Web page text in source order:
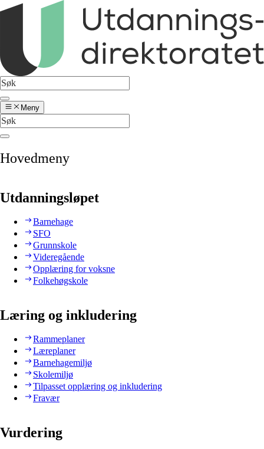
Meny
Hovedmeny
Utdanningsløpet
Barnehage
SFO
Grunnskole
Videregående
Opplæring for voksne
Folkehøgskole
Læring og inkludering
Rammeplaner
Læreplaner
Barnehagemiljø
Skolemiljø
Tilpasset opplæring og inkludering
Fravær
Vurdering